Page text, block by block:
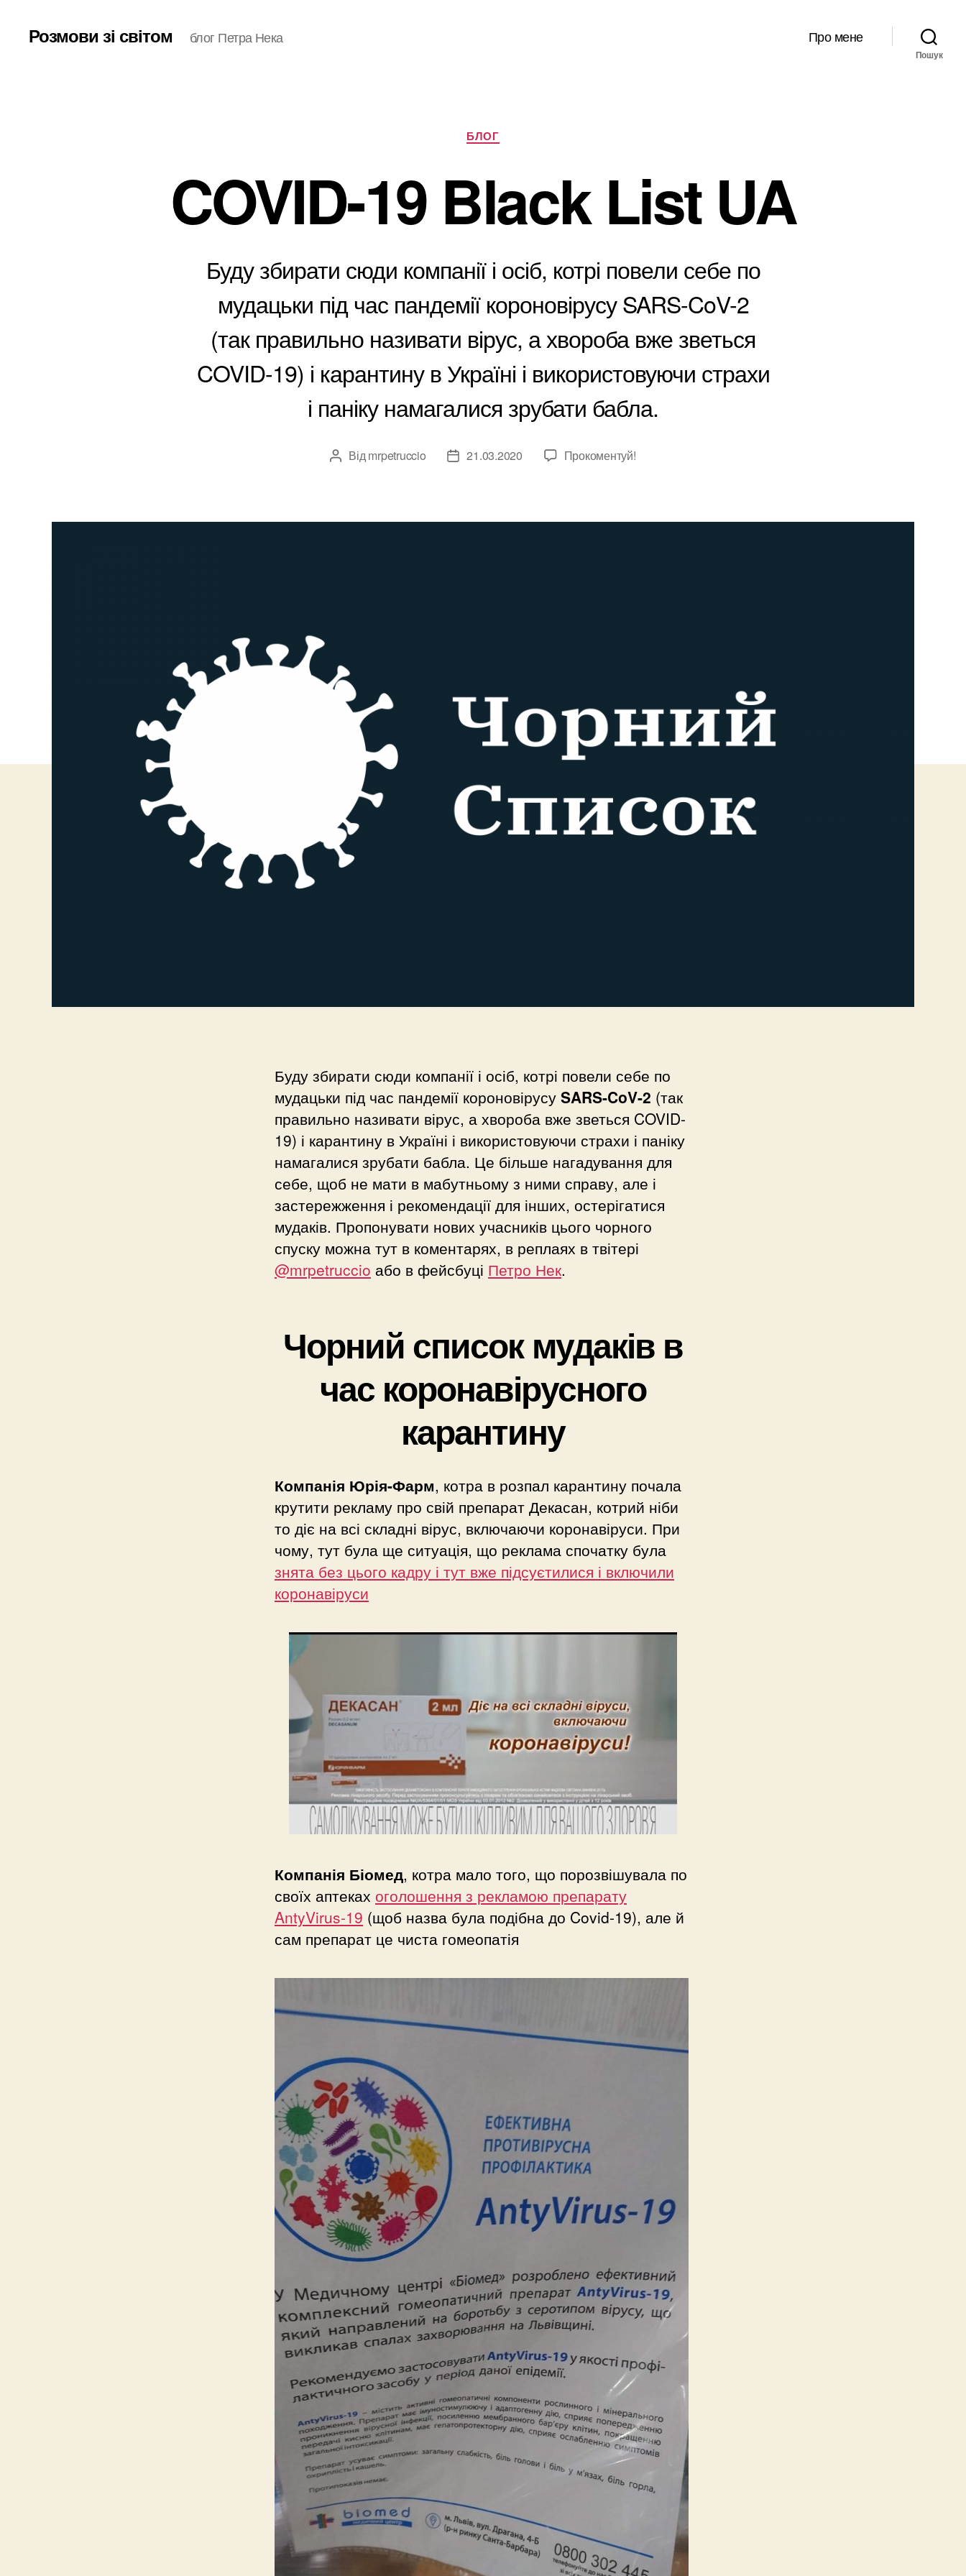
Розмови зі світом блог Петра Нека Про мене
Пошук
Категорії
БЛОГ
COVID-19 Black List UA
Буду збирати сюди компанії і осіб, котрі повели себе по
мудацьки під час пандемії короновірусу SARS-CoV-2
(так правильно називати вірус, а хвороба вже зветься
COVID-19) і карантину в Україні і використовуючи страхи
і паніку намагалися зрубати бабла.
Автор
Від mrpetruccio
Дата21.03.2020 Прокоментуй!
Буду збирати сюди компанії і осіб, котрі повели себе по
мудацьки під час пандемії короновірусу SARS-CoV-2 (так
правильно називати вірус, а хвороба вже зветься COVID-
19) і карантину в Україні і використовуючи страхи і паніку
намагалися зрубати бабла. Це більше нагадування для
себе, щоб не мати в мабутньому з ними справу, але і
застережження і рекомендації для інших, остерігатися
мудаків. Пропонувати нових учасників цього чорного
спуску можна тут в коментарях, в реплаях в твітері
@mrpetruccio або в фейсбуці Петро Нек.
Чорний список мудаків в
час коронавірусного
карантину
Компанія Юрія-Фарм, котра в розпал карантину почала
крутити рекламу про свій препарат Декасан, котрий ніби
то діє на всі складні вірус, включаючи коронавіруси. При
чому, тут була ще ситуація, що реклама спочатку була
знята без цього кадру і тут вже підсуєтилися і включили
коронавіруси
Компанія Біомед, котра мало того, що порозвішувала по
своїх аптеках оголошення з рекламою препарату
AntyVirus-19 (щоб назва була подібна до Covid-19), але й
сам препарат це чиста гомеопатія